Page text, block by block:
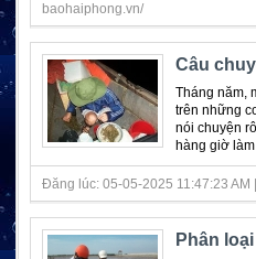
baohaiphong.vn/
Câu
Tháng năm,
trên những
nói chuyện
hàng giờ
Đăng lúc: 05-05-2025 11:47:23 AM
Phân